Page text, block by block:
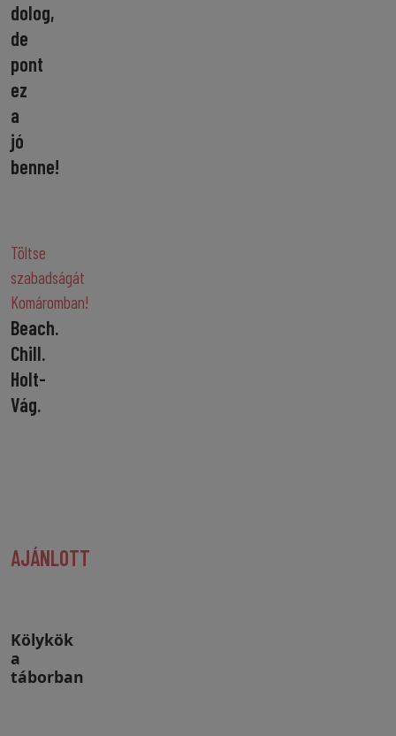
dolog,
de
pont
ez
a
jó
benne!
Töltse
szabadságát
Komáromban!
Beach.
Chill.
Holt-
Vág.
AJÁNLOTT
Kölykök
a
táborban